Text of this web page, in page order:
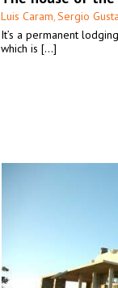
Luis Caram, Sergio
It’s a permanent
which is [...]